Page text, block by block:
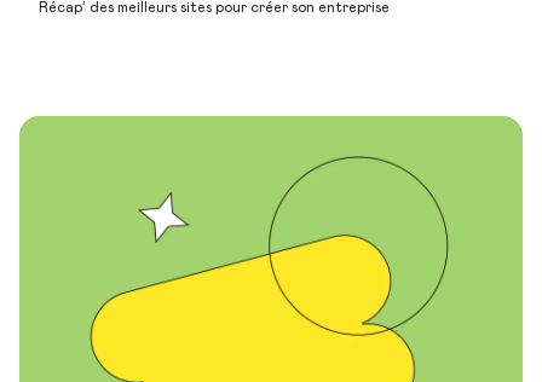
Récap’ des meilleurs sites pour créer son entreprise